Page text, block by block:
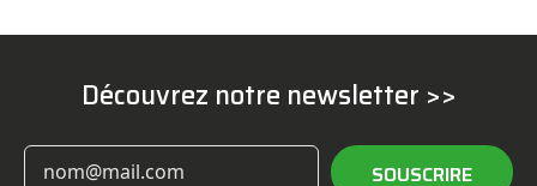
Découvrez notre newsletter >>
SOUSCRIRE